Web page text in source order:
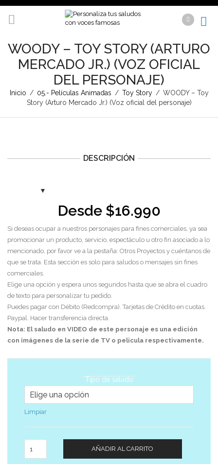
WOODY – TOY STORY (ARTURO
MERCADO JR.) (VOZ OFICIAL
DEL PERSONAJE)
Inicio / 05.- Películas Animadas / Toy Story / WOODY – Toy
Story (Arturo Mercado Jr.) (Voz oficial del personaje)
DESCRIPCIÓN
Desde $16.990
Si deseas ocupar a nuestros personajes para fines comerciales, ya sea
promocionar un producto, servicio, espectáculo u otro fin asociado a lo
mencionado, por favor ve a la pestaña: Otros Proyectos y cuéntanos de
que se trata. Esta sección es solo para saludos o mensajes sin fines
comerciales.
Elige una opción y espera unos segundos hasta que se abra el cuadro
de texto para personalizar tu pedido.
Puedes pagar con Débito (Redcompra). Tarjetas de Crédito en cuotas.
Paypal. Hacer transferencia directa.
Nota: El saludo en VIDEO de este personaje es una edición
con imágenes de la serie de TV o pelicula respectivamente.
Tipo de saludo
Limpiar
AÑADIR AL CARRITO